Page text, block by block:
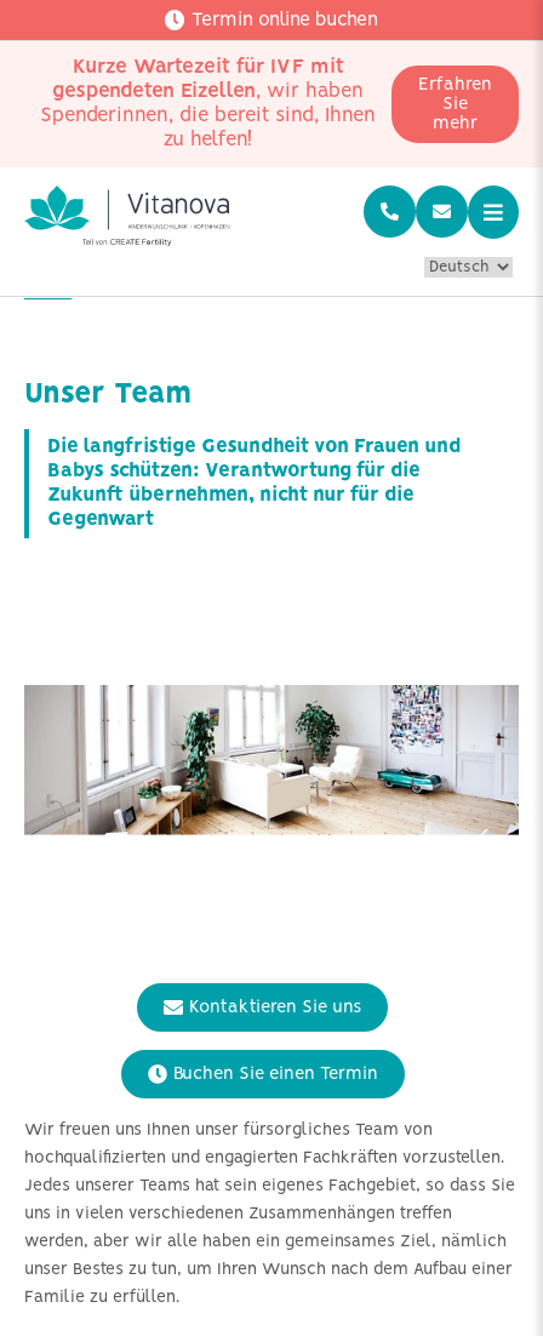
Termin online buchen
Kurze Wartezeit für IVF mit
gespendeten Eizellen, wir haben
Spenderinnen, die bereit sind, Ihnen
zu helfen!
Erfahren
Sie
mehr
Home Mitarbeiter
Unser Team
Die langfristige Gesundheit von Frauen und
Babys schützen: Verantwortung für die
Zukunft übernehmen, nicht nur für die
Gegenwart
Wir freuen uns Ihnen unser fürsorgliches Team von
hochqualifizierten und engagierten Fachkräften vorzustellen.
Jedes unserer Teams hat sein eigenes Fachgebiet, so dass Sie
uns in vielen verschiedenen Zusammenhängen treffen
werden, aber wir alle haben ein gemeinsames Ziel, nämlich
unser Bestes zu tun, um Ihren Wunsch nach dem Aufbau einer
Familie zu erfüllen.
Kontaktieren Sie uns
Buchen Sie einen Termin